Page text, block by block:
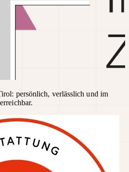
persönlich, verlässlich und im